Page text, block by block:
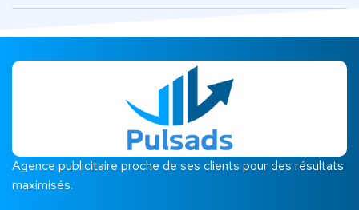
Agence publicitaire proche de ses clients pour des résultats
maximisés.